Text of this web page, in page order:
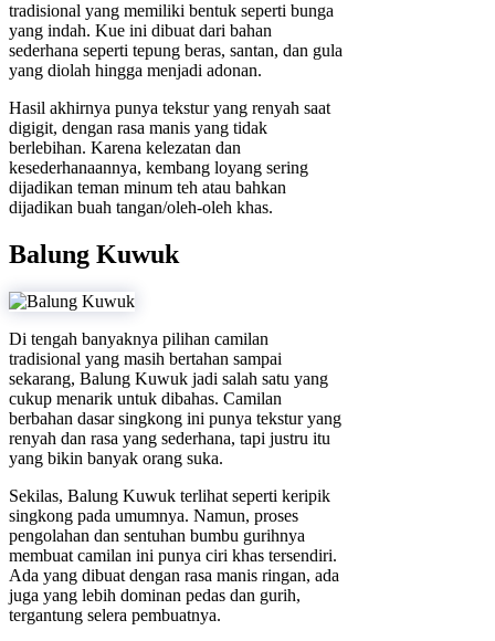
tradisional yang memiliki bentuk seperti bunga
yang indah. Kue ini dibuat dari bahan
sederhana seperti tepung beras, santan, dan gula
yang diolah hingga menjadi adonan.
Hasil akhirnya punya tekstur yang renyah saat
digigit, dengan rasa manis yang tidak
berlebihan. Karena kelezatan dan
kesederhanaannya, kembang loyang sering
dijadikan teman minum teh atau bahkan
dijadikan buah tangan/oleh-oleh khas.
Balung Kuwuk
Di tengah banyaknya pilihan camilan
tradisional yang masih bertahan sampai
sekarang, Balung Kuwuk jadi salah satu yang
cukup menarik untuk dibahas. Camilan
berbahan dasar singkong ini punya tekstur yang
renyah dan rasa yang sederhana, tapi justru itu
yang bikin banyak orang suka.
Sekilas, Balung Kuwuk terlihat seperti keripik
singkong pada umumnya. Namun, proses
pengolahan dan sentuhan bumbu gurihnya
membuat camilan ini punya ciri khas tersendiri.
Ada yang dibuat dengan rasa manis ringan, ada
juga yang lebih dominan pedas dan gurih,
tergantung selera pembuatnya.